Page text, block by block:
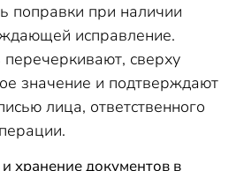
поправки при наличии
исправление.
сверху
значение и подтверждают
лица, ответственного
хранение документов в